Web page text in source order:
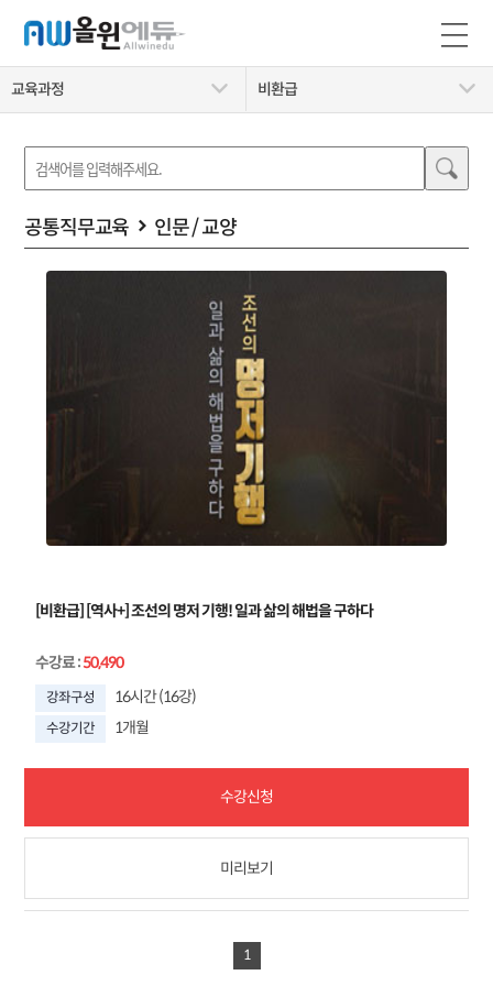
교육과정 비환급
공통직무교육 인문 / 교양
[비환급] [역사+] 조선의 명저 기행! 일과 삶의 해법을 구하다
수강료:50,490
강좌구성 16시간 (16강)
수강기간 1개월
수강신청
미리보기
1